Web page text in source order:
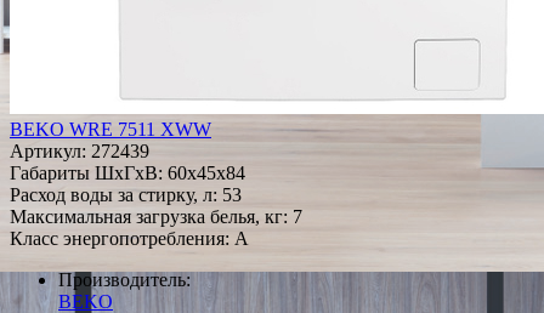
BEKO WRE 7511 XWW
Артикул: 272439
Габариты ШxГxВ: 60x45x84
Расход воды за стирку, л: 53
Максимальная загрузка белья, кг: 7
Класс энергопотребления: A
Производитель:
BEKO